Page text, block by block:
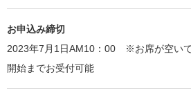
お申込み締切
2023年7月1日AM10：00 ※お席が空い
開始までお受付可能